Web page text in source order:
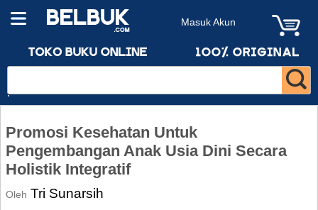
Masuk Akun
Promosi Kesehatan Untuk
Pengembangan Anak Usia Dini Secara
Holistik Integratif
Oleh Tri Sunarsih